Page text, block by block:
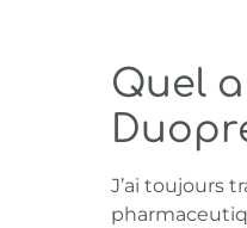
Quel
J’ai toujours